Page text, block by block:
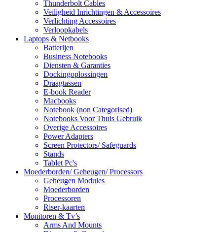
Thunderbolt Cables
Veiligheid Inrichtingen & Accessoires
Verlichting Accessoires
Verloopkabels
Laptops & Netbooks
Batterijen
Business Notebooks
Diensten & Garanties
Dockingoplossingen
Draagtassen
E-book Reader
Macbooks
Notebook (non Categorised)
Notebooks Voor Thuis Gebruik
Overige Accessoires
Power Adapters
Screen Protectors/ Safeguards
Stands
Tablet Pc's
Moederborden/ Geheugen/ Processors
Geheugen Modules
Moederborden
Processoren
Riser-kaarten
Monitoren & Tv’s
Arms And Mounts